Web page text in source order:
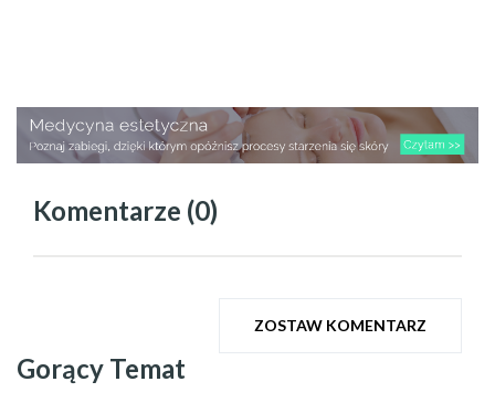
Komentarze (0)
ZOSTAW KOMENTARZ
Gorący Temat